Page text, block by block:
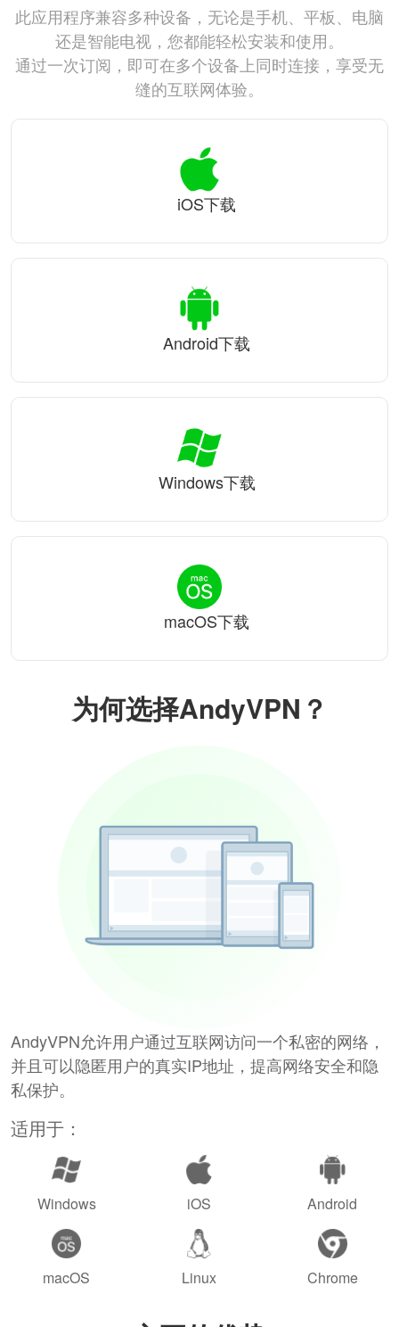
为何选择AndyVPN？
AndyVPN允许用户通过互联网访问一个私密的网络，
并且可以隐匿用户的真实IP地址，提高网络安全和隐
私保护。
适用于：
Windows iOS Android
macOS Linux Chrome
此应用程序兼容多种设备，无论是手机、平板、电脑
还是智能电视，您都能轻松安装和使用。
通过一次订阅，即可在多个设备上同时连接，享受无
缝的互联网体验。
iOS下载
Android下载
Windows下载
macOS下载